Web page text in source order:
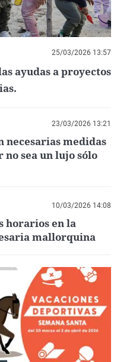
25/03/2026 13:57
ayudas a proyectos
23/03/2026 13:21
necesarias medidas
sea un lujo sólo
10/03/2026 14:08
horarios en la
mallorquina